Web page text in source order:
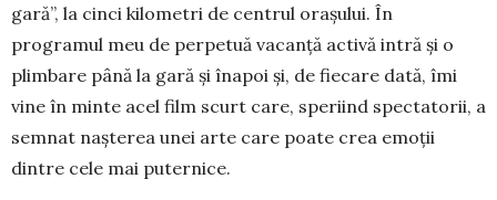
gară”, la cinci kilometri de centrul orașului. În
programul meu de perpetuă vacanță activă intră și o
plimbare până la gară și înapoi și, de fiecare dată, îmi
vine în minte acel film scurt care, speriind spectatorii, a
semnat nașterea unei arte care poate crea emoții
dintre cele mai puternice.